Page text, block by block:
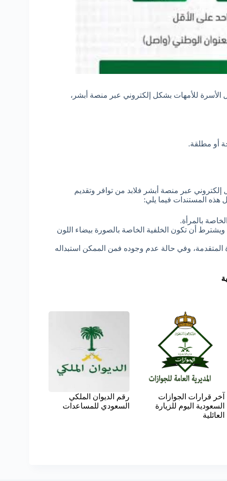
للأمهات بشكل إلكتروني عبر منصة أبشر،
أو مطلقة.
عبر منصة أبشر فلابد من توافر وتقديم
هذه المستندات فيما يلي:
بالمرأة.
ويشترط أن تكون الخلفية الخاصة بالصورة بيضاء اللون
المتقدمة، وفي حالة عدم وجوده فمن الممكن استبداله
آخر قرارات الجوازات
السعودية اليوم للزيارة
العائلية
رقم الديوان الملكي
السعودي للمساعدات